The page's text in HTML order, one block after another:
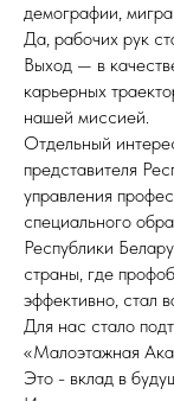
демографии,
Да, рабочих рук
Выход — в
карьерных
нашей миссией.
Отдельный
представителя
управления
специального
Республики
страны, где
эффективно, стал
Для нас стало
«Малоэтажная
Это - вклад в